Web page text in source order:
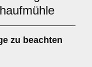
zu beachten